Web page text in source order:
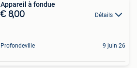
Appareil à fondue
€ 8,00 Détails
Profondeville 9 juin 26